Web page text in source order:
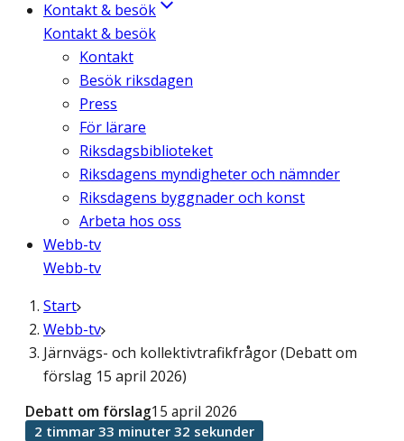
Kontakt & besök
Kontakt & besök
Kontakt
Besök riksdagen
Press
För lärare
Riksdagsbiblioteket
Riksdagens myndigheter och nämnder
Riksdagens byggnader och konst
Arbeta hos oss
Webb-tv
Webb-tv
Start
Webb-tv
Järnvägs- och kollektivtrafikfrågor (Debatt om
förslag 15 april 2026)
Debatt om förslag15 april 2026
2 timmar 33 minuter 32 sekunder